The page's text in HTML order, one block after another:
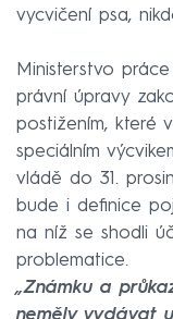
vycvičení psa,
Ministerstvo
právní úpravy
postižením, které
speciálním
vládě do 31.
bude i definice
na níž se shodli
problematice.
„Známku a
neměly vydávat